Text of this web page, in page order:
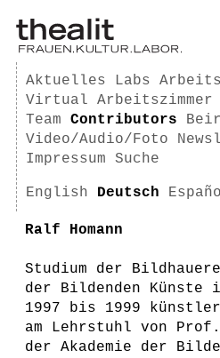
Aktuelles Labs
Virtual Arbeitszimmer
Team
Contributors
Video/Audio/Foto
Impressum
Suche
English Deutsch
Ralf Homann
Studium der
der Bildenden Künste
1997 bis 1999
am Lehrstuhl von
der Akademie der